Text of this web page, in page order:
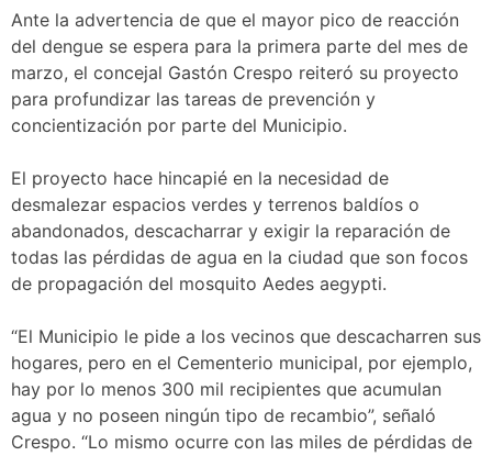
Ante la advertencia de que el mayor pico de reacción
del dengue se espera para la primera parte del mes de
marzo, el concejal Gastón Crespo reiteró su proyecto
para profundizar las tareas de prevención y
concientización por parte del Municipio.
El proyecto hace hincapié en la necesidad de
desmalezar espacios verdes y terrenos baldíos o
abandonados, descacharrar y exigir la reparación de
todas las pérdidas de agua en la ciudad que son focos
de propagación del mosquito Aedes aegypti.
“El Municipio le pide a los vecinos que descacharren sus
hogares, pero en el Cementerio municipal, por ejemplo,
hay por lo menos 300 mil recipientes que acumulan
agua y no poseen ningún tipo de recambio”, señaló
Crespo. “Lo mismo ocurre con las miles de pérdidas de